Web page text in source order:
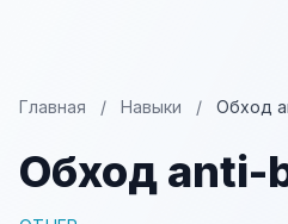
Главная / Навыки / Обход
Обход anti-